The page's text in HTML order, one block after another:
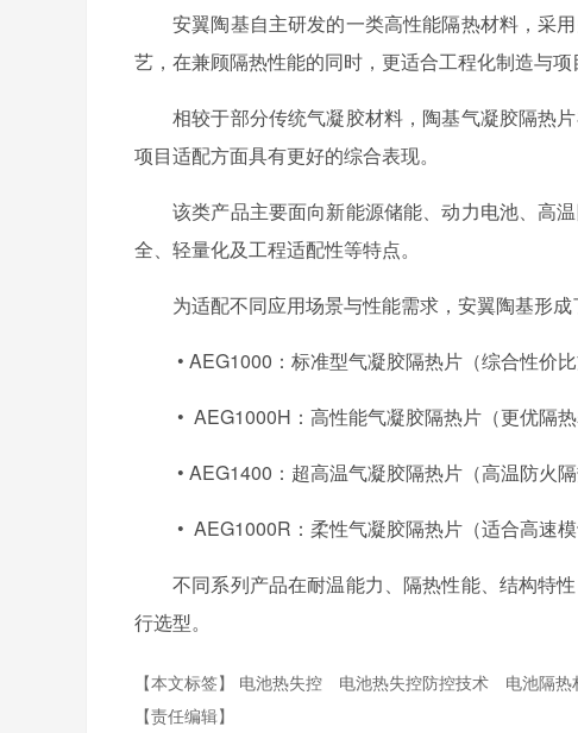
安翼陶基自主研发的一类高性能隔热材料，采
艺，在兼顾隔热性能的同时，更适合工程化制造与项
相较于部分传统气凝胶材料，陶基气凝胶隔热
项目适配方面具有更好的综合表现。
该类产品主要面向新能源储能、动力电池、高
全、轻量化及工程适配性等特点。
为适配不同应用场景与性能需求，安翼陶基形
• AEG1000：标准型气凝胶隔热片（综合性价比
• AEG1000H：高性能气凝胶隔热片（更优隔热
• AEG1400：超高温气凝胶隔热片（高温防火隔
• AEG1000R：柔性气凝胶隔热片（适合高速模
不同系列产品在耐温能力、隔热性能、结构特
行选型。
【本文标签】 电池热失控 电池热失控防控技术
电池隔热
【责任编辑】